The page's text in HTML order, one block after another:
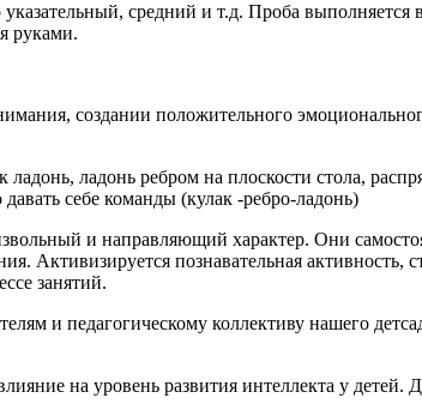
средний и т.д. Проба
руками.
создании положительного
ладонь ребром на плоскости стола,
себе команды (кулак -ребро-ладонь)
и направляющий характер. Они
Активизируется познавательная активность,
занятий.
и педагогическому коллективу нашего
на уровень развития интеллекта у